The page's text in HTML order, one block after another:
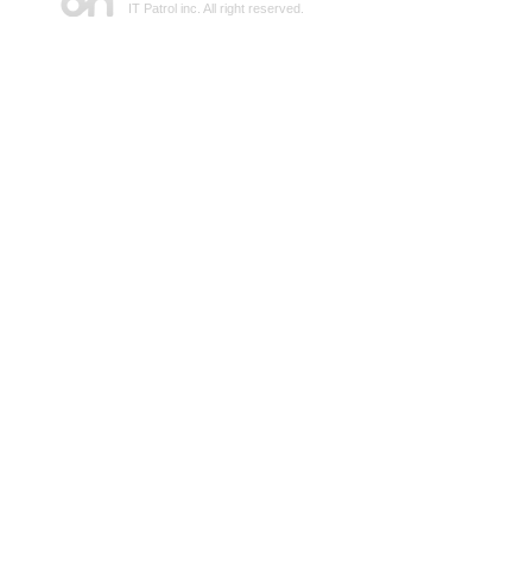
IT Patrol inc. All right reserved.